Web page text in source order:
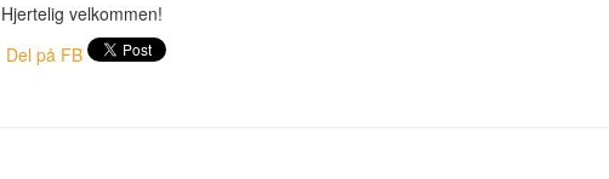
Hjertelig velkommen!
Del på FB